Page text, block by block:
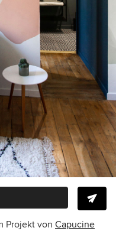
Projekt von Capucine